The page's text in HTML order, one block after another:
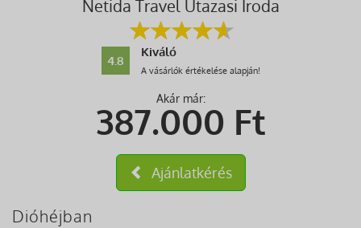
Netida Travel Utazasi Iroda
4.8
Kiváló
A vásárlók értékelése alapján!
Akár már:
387.000 Ft
Ajánlatkérés
Dióhéjban